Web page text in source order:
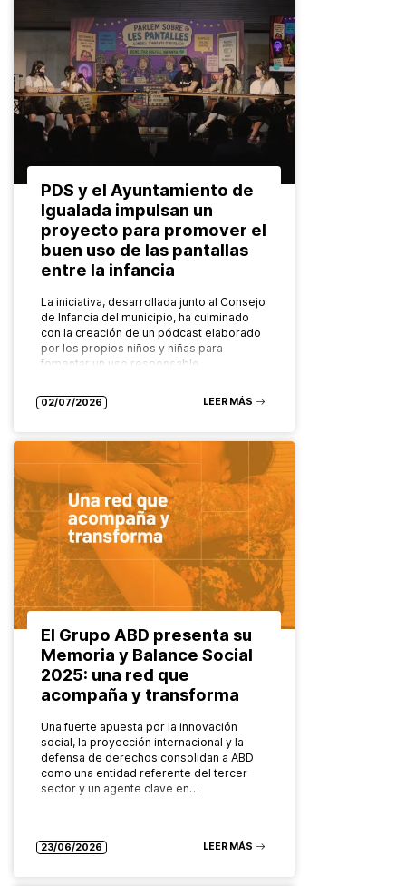
PDS y el Ayuntamiento de
Igualada impulsan un
proyecto para promover el
buen uso de las pantallas
entre la infancia
La iniciativa, desarrollada junto al Consejo
de Infancia del municipio, ha culminado
con la creación de un pódcast elaborado
por los propios niños y niñas para
fomentar un uso responsable…
02/07/2026 LEER MÁS
El Grupo ABD presenta su
Memoria y Balance Social
2025: una red que
acompaña y transforma
Una fuerte apuesta por la innovación
social, la proyección internacional y la
defensa de derechos consolidan a ABD
como una entidad referente del tercer
sector y un agente clave en…
23/06/2026 LEER MÁS